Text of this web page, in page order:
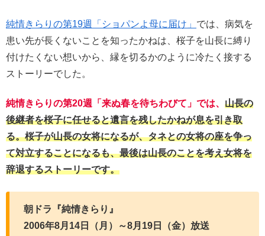
純情きらりの第19週「ショパンよ母に届け」 では、病気を
患い先が長くないことを知ったかねは、桜子を山長に縛り
付けたくない想いから、縁を切るかのように冷たく接する
ストーリーでした。
純情きらりの第20週「来ぬ春を待ちわびて」では、 山長の
後継者を桜子に任せると遺言を残したかねが息を引き取
る。桜子が山長の女将になるが、タネとの女将の座を争っ
て対立することになるも、最後は山長のことを考え女将を
辞退するストーリーです。
朝ドラ『純情きらり』
2006年8月14日（月）～8月19日（金）放送